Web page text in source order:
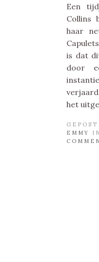
Een
Collins
haar
is dat
door
het
EMMY